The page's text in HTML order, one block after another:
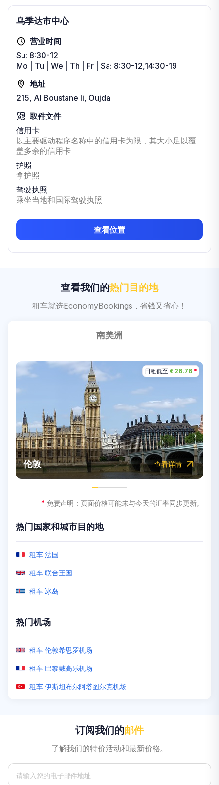
乌季达市中心
营业时间
Su: 8:30-12
Mo | Tu | We | Th | Fr | Sa: 8:30-12,14:30-19
地址
215, Al Boustane Ii, Oujda
取件文件
信用卡
以主要驱动程序名称中的信用卡为限，其大小足以覆
盖多余的信用卡
护照
拿护照
驾驶执照
乘坐当地和国际驾驶执照
查看位置
查看我们的热门目的地
租车就选EconomyBookings，省钱又省心！
南美洲
日租低至€ 31.25 *
迪拜 查看详情
* 免责声明：页面价格可能未与今天的汇率同步更新。
热门国家和城市目的地
租车 马来西亚
租车 迪拜
租车 安曼
热门机场
租车 吉隆坡机场
租车 阿布扎比机场
租车 普吉国际机场
日租低至€ 36.18 *
悉尼 查看详情
* 免责声明：页面价格可能未与今天的汇率同步更新。
热门国家和城市目的地
租车 墨尔本
租车 新西兰
租车 悉尼
热门机场
租车 珀斯机场
租车 霍巴特机场
租车 布里斯班机场
日租低至€ 43.46 *
摩洛哥 查看详情
* 免责声明：页面价格可能未与今天的汇率同步更新。
热门国家和城市目的地
租车 肯尼亚
租车 阿克拉
租车 埃及
热门机场
租车 Zanzibar Airport
租车 拉巴特机场
租车 温得和克国际机场
日租低至 € 20.39 *
纽约市 查看详情
* 免责声明：页面价格可能未与今天的汇率同步更新。
热门国家和城市目的地
租车 奥兰多
租车 洛杉矶
租车 拉斯维加斯
热门机场
租车 洛杉矶机场
租车 奥兰多机场
租车 拉斯维加斯机场
日租低至 € 1.00 *
墨西哥 查看详情
* 免责声明：页面价格可能未与今天的汇率同步更新。
热门国家和城市目的地
租车 圣胡安（路易斯·穆尼奥斯·马林国际机场）
租车 波多黎各
租车 阿鲁巴
热门机场
租车 墨西卡利机场
租车 圣胡安机场
租车 圣保罗瓜鲁柳斯机场
日租低至 € 26.76 *
伦敦 查看详情
* 免责声明：页面价格可能未与今天的汇率同步更新。
热门国家和城市目的地
租车 法国
租车 联合王国
租车 冰岛
热门机场
租车 伦敦希思罗机场
租车 巴黎戴高乐机场
租车 伊斯坦布尔阿塔图尔克机场
订阅我们的邮件
了解我们的特价活动和最新价格。